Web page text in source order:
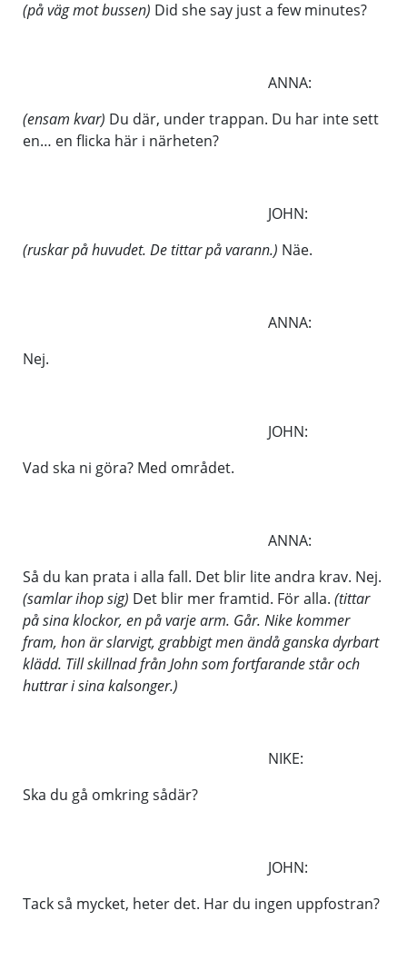
(på väg mot bussen) Did she say just a few minutes?
ANNA:
(ensam kvar) Du där, under trappan. Du har inte sett
en… en flicka här i närheten?
JOHN:
(ruskar på huvudet. De tittar på varann.) Näe.
ANNA:
Nej.
JOHN:
Vad ska ni göra? Med området.
ANNA:
Så du kan prata i alla fall. Det blir lite andra krav. Nej.
(samlar ihop sig) Det blir mer framtid. För alla. (tittar
på sina klockor, en på varje arm. Går. Nike kommer
fram, hon är slarvigt, grabbigt men ändå ganska dyrbart
klädd. Till skillnad från John som fortfarande står och
huttrar i sina kalsonger.)
NIKE:
Ska du gå omkring sådär?
JOHN:
Tack så mycket, heter det. Har du ingen uppfostran?